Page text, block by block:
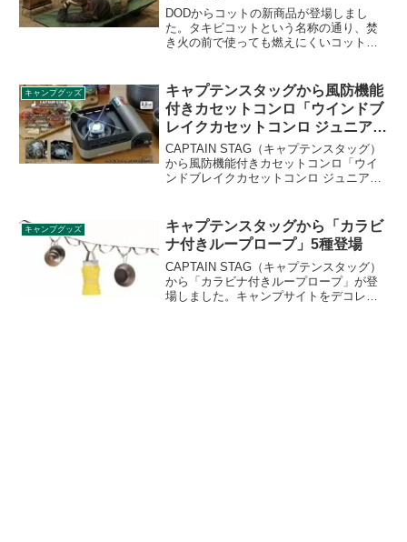
DODからコットの新商品が登場しまし
た。タキビコットという名称の通り、焚
き火の前で使っても燃えにくいコットン
様に燃えにくい素材を使った他社製コッ
トと比較しながら製品の特徴をレビュー
します。
キャンプグッズ
キャプテンスタッグから風防機能
付きカセットコンロ「ウインドブ
レイクカセットコンロ ジュニア」
登場
CAPTAIN STAG（キャプテンスタッグ）
から風防機能付きカセットコンロ「ウイ
ンドブレイクカセットコンロ ジュニア」
ち運び収納に便利な専用ケースも付いて
います。詳細をレビューします。
キャンプグッズ
キャプテンスタッグから「カラビ
ナ付きループロープ」5種登場
CAPTAIN STAG（キャプテンスタッグ）
から「カラビナ付きループロープ」が登
場しました。キャンプサイトをデコレー